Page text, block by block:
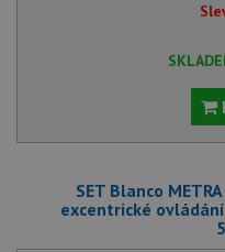
SET Blanco
excentrické